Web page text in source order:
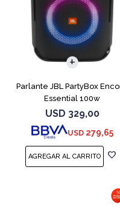
Parlante JBL PartyBox
Essential 100w
USD 329,00
USD 279,65